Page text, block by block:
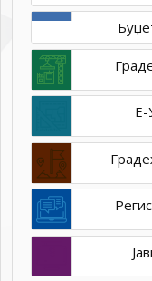
Е-